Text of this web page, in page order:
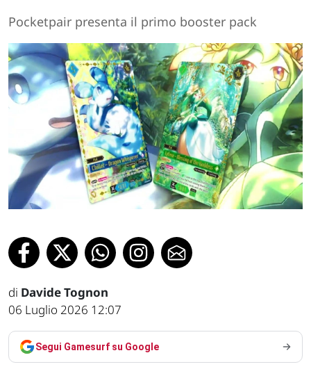
Pocketpair presenta il primo booster pack
di Davide Tognon
06 Luglio 2026 12:07
Segui Gamesurf su Google